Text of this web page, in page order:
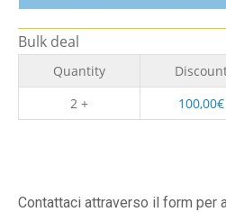
Bulk deal
Quantity
2 +
100,00€
Contattaci attraverso il form per